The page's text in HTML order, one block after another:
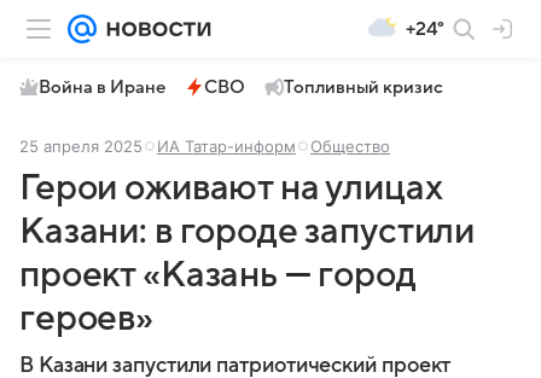
+24°
Война в Иране СВО Топливный кризис
25 апреля 2025 ИА Татар-информ Общество
Герои оживают на улицах
Казани: в городе запустили
проект «Казань — город
героев»
В Казани запустили патриотический проект